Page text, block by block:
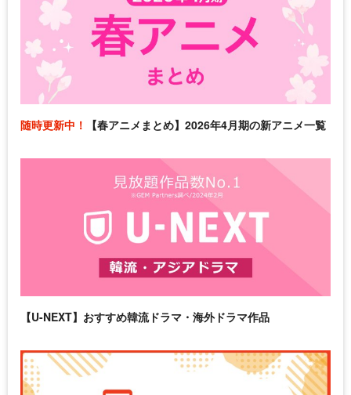
随時更新中！ 【春アニメまとめ】2026年4月期の新アニメ一覧
【U-NEXT】おすすめ韓流ドラマ・海外ドラマ作品